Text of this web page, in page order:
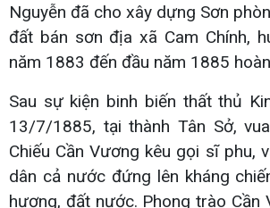
Nguyễn đã cho xây dựng Sơn
đất bán sơn địa xã Cam Chính,
năm 1883 đến đầu năm 1885
Sau sự kiện binh biến thất thủ
13/7/1885, tại thành Tân Sở,
Chiếu Cần Vương kêu gọi sĩ phu,
dân cả nước đứng lên kháng
hương, đất nước. Phong trào Cần